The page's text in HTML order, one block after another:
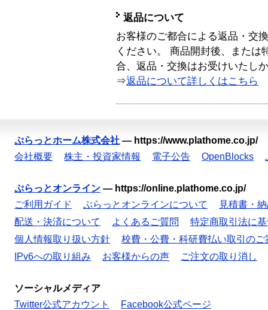
返品について
お客様のご都合による返品・交
ください。 商品開封後、または
合、返品・交換はお受けいたし
⇒返品について詳しくはこちら
ぷらっとホーム株式会社 — https://www.plathome.co.jp/
会社概要
株主・投資家情報 電子公告 OpenBlocks
ぷらっとオンライン — https://online.plathome.co.jp/
ご利用ガイド
ぷらっとオンラインについて
見積書・
配送・決済について
よくあるご質問
特定商取引法に
個人情報取り扱い方針
校費・公費・科研費払い取引のご
IPv6への取り組み
お客様からの声 ご注文の取り消し
ソーシャルメディア
Twitter公式アカウント
Facebook公式ページ